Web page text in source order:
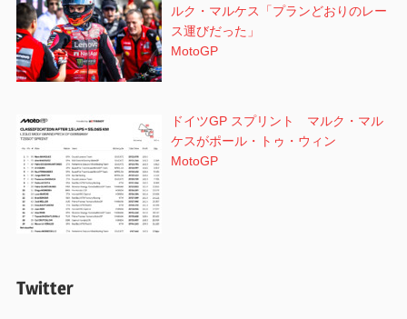
ルク・マルケス「プランどおりのレー
ス運びだった」
MotoGP
ドイツGP スプリント マルク・マル
ケスがポール・トゥ・ウィン
MotoGP
Twitter